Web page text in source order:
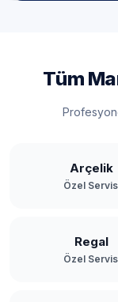
Tüm
Arçelik
Özel
Regal
Özel